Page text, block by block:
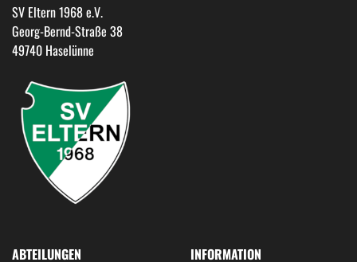
SV Eltern 1968 e.V.
Georg-Bernd-Straße 38
49740 Haselünne
ABTEILUNGEN INFORMATION